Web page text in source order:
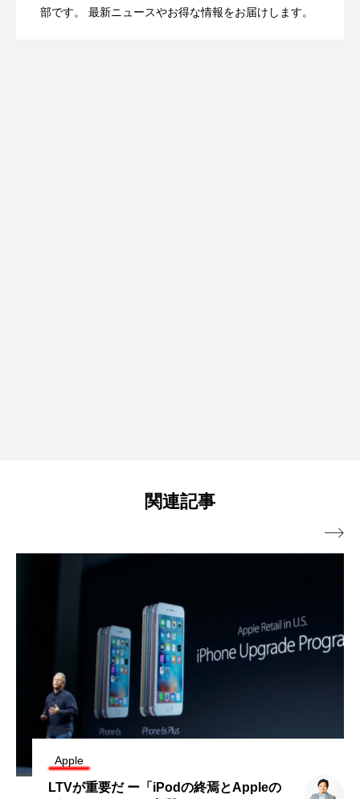
部です。 最新ニュースやお得な情報をお届けします。
登場
Directに動いた理由、担当者も答えられな
2026.04.23 OpenMic Insight：AFEELA開発中止で見
関連記事
Apple
LTVが重要だ ー「iPodの終焉とAppleの
